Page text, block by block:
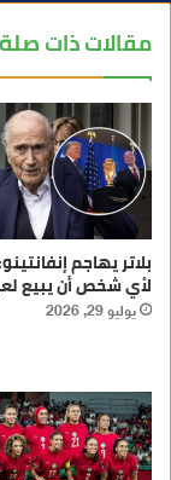
مقالات ذات صلة
بلاتر يهاجم
لأي شخص أن يبيع
يوليو 29, 2026